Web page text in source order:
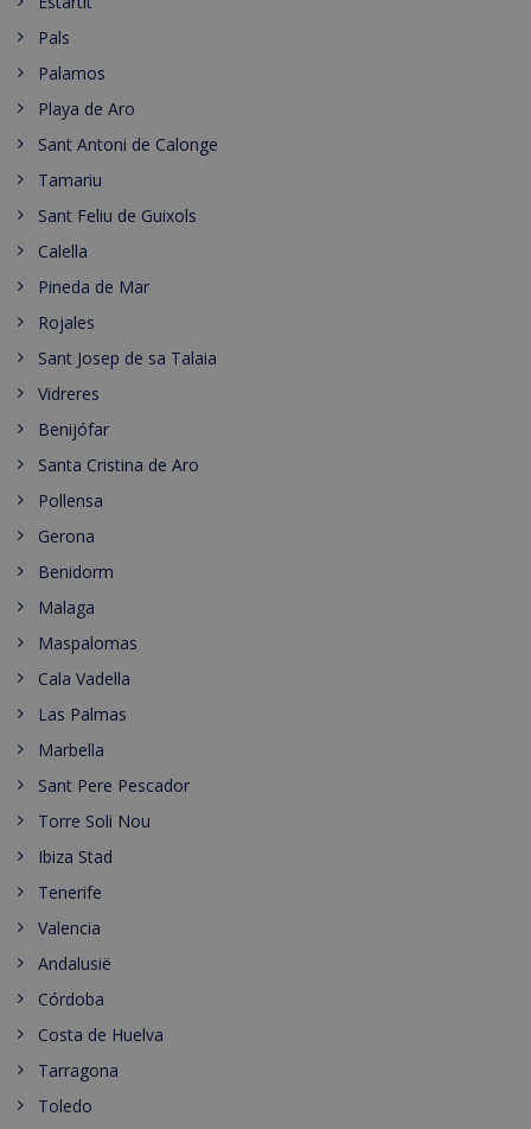
Pals
Palamos
Playa de Aro
Sant Antoni de Calonge
Tamariu
Sant Feliu de Guixols
Calella
Pineda de Mar
Rojales
Sant Josep de sa Talaia
Vidreres
Benijófar
Santa Cristina de Aro
Pollensa
Gerona
Benidorm
Malaga
Maspalomas
Cala Vadella
Las Palmas
Marbella
Sant Pere Pescador
Torre Soli Nou
Ibiza Stad
Tenerife
Valencia
Andalusië
Córdoba
Costa de Huelva
Tarragona
Toledo